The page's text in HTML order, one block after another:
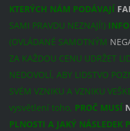
KTERÝCH NÁM PODÁVAJÍ
SAMI PRAVDU NEZNAJÍ!)
(OVLÁDANÉ SAMOTNÝM
ZA KAŽDOU CENU UDRŽET
NEDOVOLÍ, ABY LIDSTVO
SVÉM VZNIKU A VZNIKU
vysvětlení toho, PROČ MUSÍ
PLNOSTI A JAKÝ NÁSLEDEK